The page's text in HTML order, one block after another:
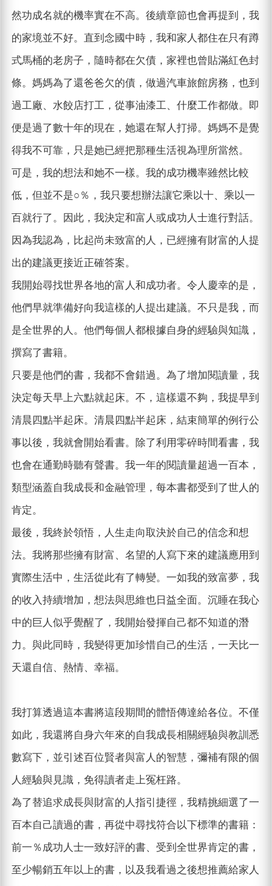
然功成名就的機率實在不高。後續章節也會再提到，我
的家境並不好。直到念國中時，我和家人都住在只有蹲
式馬桶的老房子，隨時都在欠債，家裡也曾貼滿紅色封
條。媽媽為了還爸爸欠的債，做過汽車旅館房務，也到
過工廠、水餃店打工，從事油漆工、什麼工作都做。即
便是過了數十年的現在，她還在幫人打掃。媽媽不是覺
得我不可靠，只是她已經把那種生活視為理所當然。
可是，我的想法和她不一樣。我的成功機率雖然比較
低，但並不是○％，我只要想辦法讓它乘以十、乘以一
百就行了。因此，我決定和富人或成功人士進行對話。
因為我認為，比起尚未致富的人，已經擁有財富的人提
出的建議更接近正確答案。
我開始尋找世界各地的富人和成功者。令人慶幸的是，
他們早就準備好向我這樣的人提出建議。不只是我，而
是全世界的人。他們每個人都根據自身的經驗與知識，
撰寫了書籍。
只要是他們的書，我都不會錯過。為了增加閱讀量，我
決定每天早上六點就起床。不，這樣還不夠，我提早到
清晨四點半起床。清晨四點半起床，結束簡單的例行公
事以後，我就會開始看書。除了利用零碎時間看書，我
也會在通勤時聽有聲書。我一年的閱讀量超過一百本，
類型涵蓋自我成長和金融管理，每本書都受到了世人的
肯定。
最後，我終於領悟，人生走向取決於自己的信念和想
法。我將那些擁有財富、名望的人寫下來的建議應用到
實際生活中，生活從此有了轉變。一如我的致富夢，我
的收入持續增加，想法與思維也日益全面。沉睡在我心
中的巨人似乎覺醒了，我開始發揮自己都不知道的潛
力。與此同時，我變得更加珍惜自己的生活，一天比一
天還自信、熱情、幸福。
我打算透過這本書將這段期間的體悟傳達給各位。不僅
如此，我還將自身六年來的自我成長相關經驗與教訓悉
數寫下，並引述百位賢者與富人的智慧，彌補有限的個
人經驗與見識，免得讀者走上冤枉路。
為了替追求成長與財富的人指引捷徑，我精挑細選了一
百本自己讀過的書，再從中尋找符合以下標準的書籍：
前一％成功人士一致好評的書、受到全世界肯定的書，
至少暢銷五年以上的書，以及我看過之後想推薦給家人